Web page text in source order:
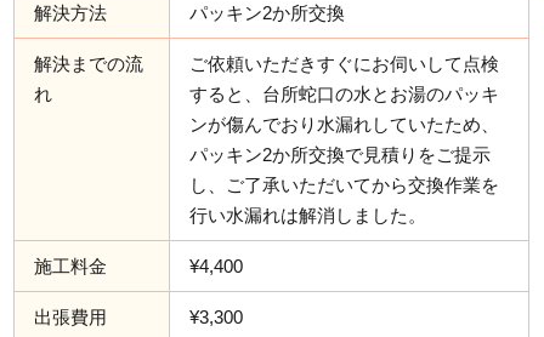
解決方法 パッキン2か所交換
解決までの流
れ
ご依頼いただきすぐにお伺いして点検
すると、台所蛇口の水とお湯のパッキ
ンが傷んでおり水漏れしていたため、
パッキン2か所交換で見積りをご提示
し、ご了承いただいてから交換作業を
行い水漏れは解消しました。
施工料金 ¥4,400
出張費用 ¥3,300